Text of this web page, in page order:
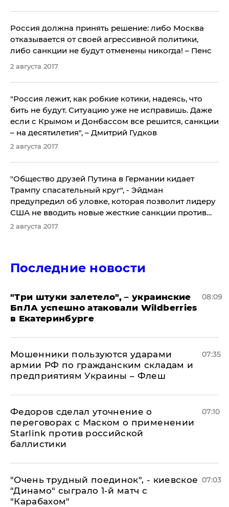
Россия должна принять решение: либо Москва
отказывается от своей агрессивной политики,
либо санкции не будут отменены никогда! – Пенс
2 августа 2017
"Россия лежит, как робкие котики, надеясь, что
бить не будут. Ситуацию уже не исправишь. Даже
если с Крымом и Донбассом все решится, санкции
– на десятилетия", – Дмитрий Гудков
2 августа 2017
​"Общество друзей Путина в Германии кидает
Трампу спасательный круг", - Эйдман
предупредил об уловке, которая позволит лидеру
США не вводить новые жесткие санкции против
РФ
2 августа 2017
Последние новости
"Три штуки залетело", – украинские
БпЛА успешно атаковали Wildberries
в Екатеринбурге
08:09
Мошенники пользуются ударами
армии РФ по гражданским складам и
предприятиям Украины – Флеш
07:35
Федоров сделал уточнение о
переговорах с Маском о применении
Starlink против российской
баллистики
07:10
"Очень трудный поединок", - киевское
"Динамо" сыграло 1-й матч с
"Карабахом"
07:03